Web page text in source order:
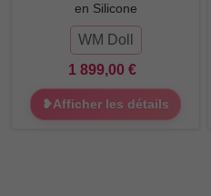
en Silicone
WM Doll
1 899,00 €
❥Afficher les détails